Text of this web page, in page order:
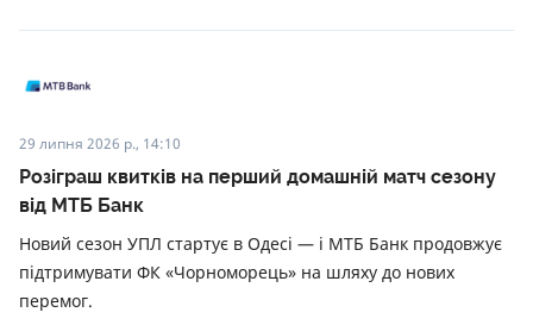
29 липня 2026 р., 14:10
Розіграш квитків на перший домашній матч сезону
від МТБ Банк
Новий сезон УПЛ стартує в Одесі — і МТБ Банк продовжує
підтримувати ФК «Чорноморець» на шляху до нових
перемог.